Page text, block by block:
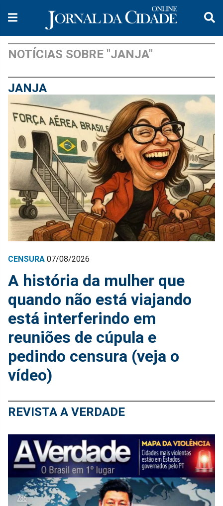
NOTÍCIAS SOBRE "JANJA"
JANJA
CENSURA 07/08/2026
A história da mulher que
quando não está viajando
está interferindo em
reuniões de cúpula e
pedindo censura (veja o
vídeo)
REVISTA A VERDADE